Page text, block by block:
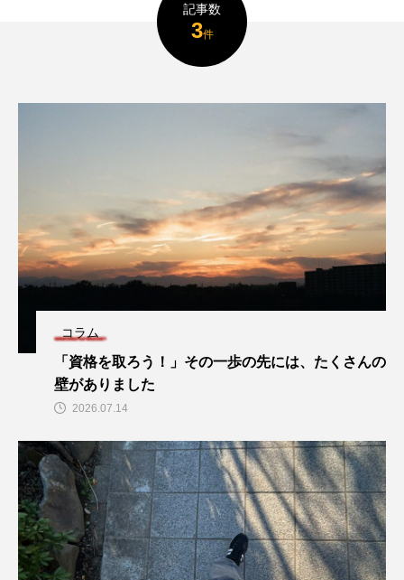
記事数
3件
コラム
「資格を取ろう！」その一歩の先には、たくさんの
壁がありました
2026.07.14